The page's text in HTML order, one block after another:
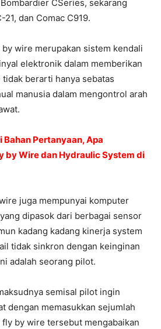
CSeries, sekarang
dan Comac C919.
wire merupakan sistem kendali
elektronik dalam memberikan
berarti hanya sebatas
manusia dalam mengontrol arah
Bahan Pertanyaan, Apa
by Wire dan Hydraulic System di
juga mempunyai komputer
dipasok dari berbagai sensor
kadang kadang kinerja system
tidak sinkron dengan keinginan
adalah seorang pilot.
semisal pilot ingin
dengan memasukkan sejumlah
by wire tersebut mengabaikan